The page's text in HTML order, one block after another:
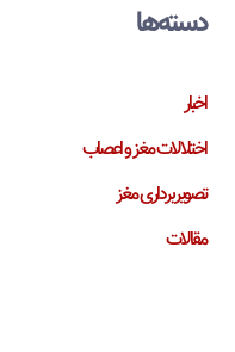
دسته‌ها
اخبار
اختلالات مغز و اعصاب
تصویربرداری مغز
مقالات